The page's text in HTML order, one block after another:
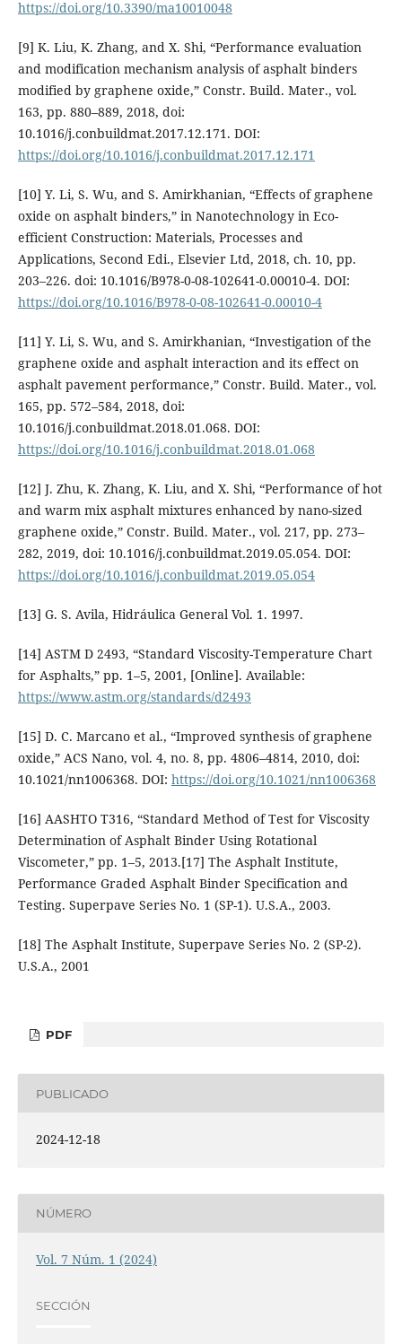
https://doi.org/10.3390/ma10010048
[9] K. Liu, K. Zhang, and X. Shi, “Performance evaluation
and modification mechanism analysis of asphalt binders
modified by graphene oxide,” Constr. Build. Mater., vol.
163, pp. 880–889, 2018, doi:
10.1016/j.conbuildmat.2017.12.171. DOI:
https://doi.org/10.1016/j.conbuildmat.2017.12.171
[10] Y. Li, S. Wu, and S. Amirkhanian, “Effects of graphene
oxide on asphalt binders,” in Nanotechnology in Eco-
efficient Construction: Materials, Processes and
Applications, Second Edi., Elsevier Ltd, 2018, ch. 10, pp.
203–226. doi: 10.1016/B978-0-08-102641-0.00010-4. DOI:
https://doi.org/10.1016/B978-0-08-102641-0.00010-4
[11] Y. Li, S. Wu, and S. Amirkhanian, “Investigation of the
graphene oxide and asphalt interaction and its effect on
asphalt pavement performance,” Constr. Build. Mater., vol.
165, pp. 572–584, 2018, doi:
10.1016/j.conbuildmat.2018.01.068. DOI:
https://doi.org/10.1016/j.conbuildmat.2018.01.068
[12] J. Zhu, K. Zhang, K. Liu, and X. Shi, “Performance of hot
and warm mix asphalt mixtures enhanced by nano-sized
graphene oxide,” Constr. Build. Mater., vol. 217, pp. 273–
282, 2019, doi: 10.1016/j.conbuildmat.2019.05.054. DOI:
https://doi.org/10.1016/j.conbuildmat.2019.05.054
[13] G. S. Avila, Hidráulica General Vol. 1. 1997.
[14] ASTM D 2493, “Standard Viscosity-Temperature Chart
for Asphalts,” pp. 1–5, 2001, [Online]. Available:
https://www.astm.org/standards/d2493
[15] D. C. Marcano et al., “Improved synthesis of graphene
oxide,” ACS Nano, vol. 4, no. 8, pp. 4806–4814, 2010, doi:
10.1021/nn1006368. DOI: https://doi.org/10.1021/nn1006368
[16] AASHTO T316, “Standard Method of Test for Viscosity
Determination of Asphalt Binder Using Rotational
Viscometer,” pp. 1–5, 2013.[17] The Asphalt Institute,
Performance Graded Asphalt Binder Specification and
Testing. Superpave Series No. 1 (SP-1). U.S.A., 2003.
[18] The Asphalt Institute, Superpave Series No. 2 (SP-2).
U.S.A., 2001
PDF
PUBLICADO
2024-12-18
NÚMERO
Vol. 7 Núm. 1 (2024)
SECCIÓN